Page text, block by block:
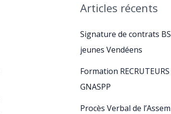
Articles récents
Signature de contrats
jeunes Vendéens
Formation
GNASPP
Procès Verbal de